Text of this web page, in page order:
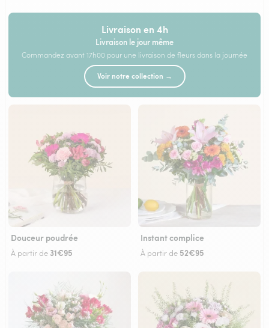
Livraison en 4h
Livraison le jour même
Commandez avant 17h00 pour une livraison de fleurs dans la journée
Voir notre collection →
Douceur poudrée
À partir de 31€95
Instant complice
À partir de 52€95